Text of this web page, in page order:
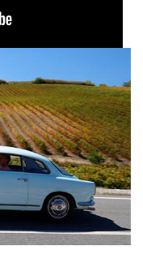
internacionais de
estritamente
a prestar.
de Cookies e
na sua
e nos serviços